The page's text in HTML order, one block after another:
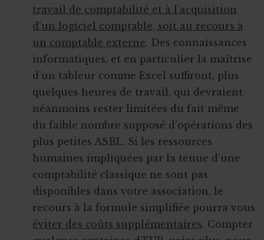
travail de comptabilité et à l’acquisition
d’un logiciel comptable, soit au recours à
un comptable externe. Des connaissances
informatiques, et en particulier la maîtrise
d’un tableur comme Excel suffiront, plus
quelques heures de travail, qui devraient
néanmoins rester limitées du fait même
du faible nombre supposé d’opérations des
plus petites ASBL. Si les ressources
humaines impliquées par la tenue d’une
comptabilité classique ne sont pas
disponibles dans votre association, le
recours à la formule simplifiée pourra vous
éviter des coûts supplémentaires. Compter